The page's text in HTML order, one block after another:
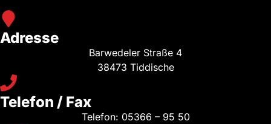
Adresse
Barwedeler Straße 4
38473 Tiddische
Telefon / Fax
Telefon: 05366 – 95 50